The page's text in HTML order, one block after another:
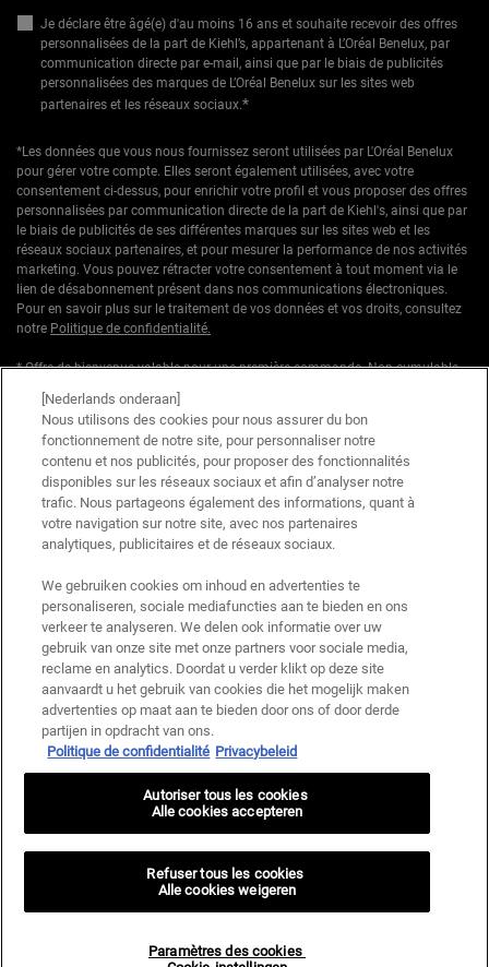
Je déclare être âgé(e) d'au moins 16 ans et souhaite recevoir des offres
personnalisées de la part de Kiehl’s, appartenant à L’Oréal Benelux, par
communication directe par e-mail, ainsi que par le biais de publicités
personnalisées des marques de L’Oréal Benelux sur les sites web
partenaires et les réseaux sociaux.*
*Les données que vous nous fournissez seront utilisées par L'Oréal Benelux
pour gérer votre compte. Elles seront également utilisées, avec votre
consentement ci-dessus, pour enrichir votre profil et vous proposer des offres
personnalisées par communication directe de la part de Kiehl's, ainsi que par
le biais de publicités de ses différentes marques sur les sites web et les
réseaux sociaux partenaires, et pour mesurer la performance de nos activités
marketing. Vous pouvez rétracter votre consentement à tout moment via le
lien de désabonnement présent dans nos communications électroniques.
Pour en savoir plus sur le traitement de vos données et vos droits, consultez
notre Politique de confidentialité.
* Offre de bienvenue valable pour une première commande. Non cumulable
'Cadeau avec achat' . Utilisation limitée à une seule fois par client. Non
applicable sur les éditions limitées & ensembles.
Ce site est protégé par Cloudflare et la politique de confidentialité et les conditions
dutilisation sappliquent.
Informations sur le fabricant
KIEHL'S
14, rue Royale - 75008 Paris France
kiehls@be.oaccare.com
Politique de Confidentialité Conditions Générales de Vente
[Nederlands onderaan]
Nous utilisons des cookies pour nous assurer du bon
fonctionnement de notre site, pour personnaliser notre
contenu et nos publicités, pour proposer des fonctionnalités
disponibles sur les réseaux sociaux et afin d’analyser notre
trafic. Nous partageons également des informations, quant à
votre navigation sur notre site, avec nos partenaires
analytiques, publicitaires et de réseaux sociaux.
We gebruiken cookies om inhoud en advertenties te
personaliseren, sociale mediafuncties aan te bieden en ons
verkeer te analyseren. We delen ook informatie over uw
gebruik van onze site met onze partners voor sociale media,
reclame en analytics. Doordat u verder klikt op deze site
aanvaardt u het gebruik van cookies die het mogelijk maken
advertenties op maat aan te bieden door ons of door derde
partijen in opdracht van ons.
Politique de confidentialité Privacybeleid
Paramètres des cookies
Refuser tous les cookies
Alle cookies weigeren
Autoriser tous les cookies
Alle cookies accepteren